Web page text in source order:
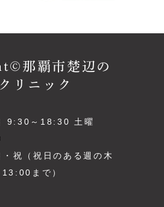
那覇市楚辺の
リニック
9:30～18:30 土曜
祝（祝日のある週の木
まで）